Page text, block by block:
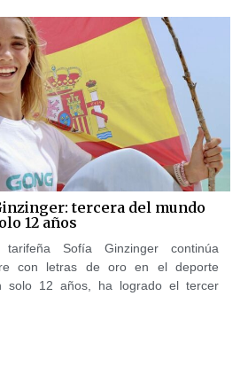
tercera del mundo
12 años
Sofía Ginzinger continúa
con letras de oro en el deporte
solo 12 años, ha logrado el tercer